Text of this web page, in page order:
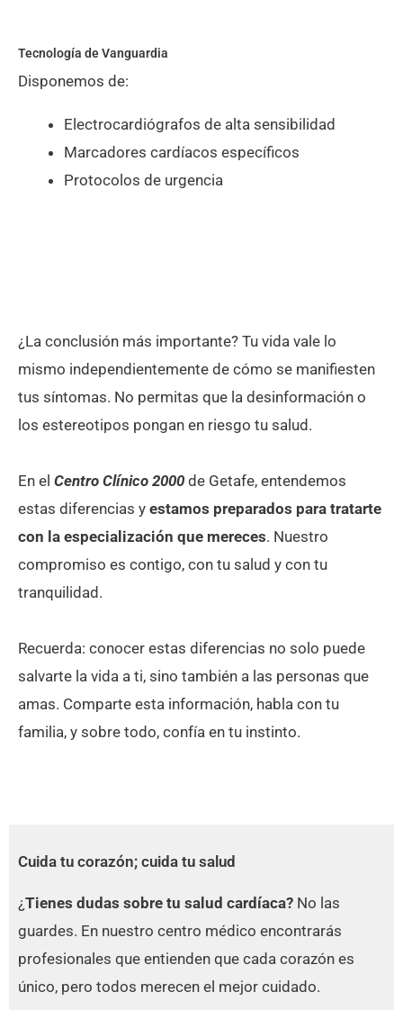
Tecnología de Vanguardia
Disponemos de:
Electrocardiógrafos de alta sensibilidad
Marcadores cardíacos específicos
Protocolos de urgencia
¿La conclusión más importante? Tu vida vale lo
mismo independientemente de cómo se manifiesten
tus síntomas. No permitas que la desinformación o
los estereotipos pongan en riesgo tu salud.
En el Centro Clínico 2000 de Getafe, entendemos
estas diferencias y estamos preparados para tratarte
con la especialización que mereces. Nuestro
compromiso es contigo, con tu salud y con tu
tranquilidad.
Recuerda: conocer estas diferencias no solo puede
salvarte la vida a ti, sino también a las personas que
amas. Comparte esta información, habla con tu
familia, y sobre todo, confía en tu instinto.
Cuida tu corazón; cuida tu salud
¿Tienes dudas sobre tu salud cardíaca? No las
guardes. En nuestro centro médico encontrarás
profesionales que entienden que cada corazón es
único, pero todos merecen el mejor cuidado.